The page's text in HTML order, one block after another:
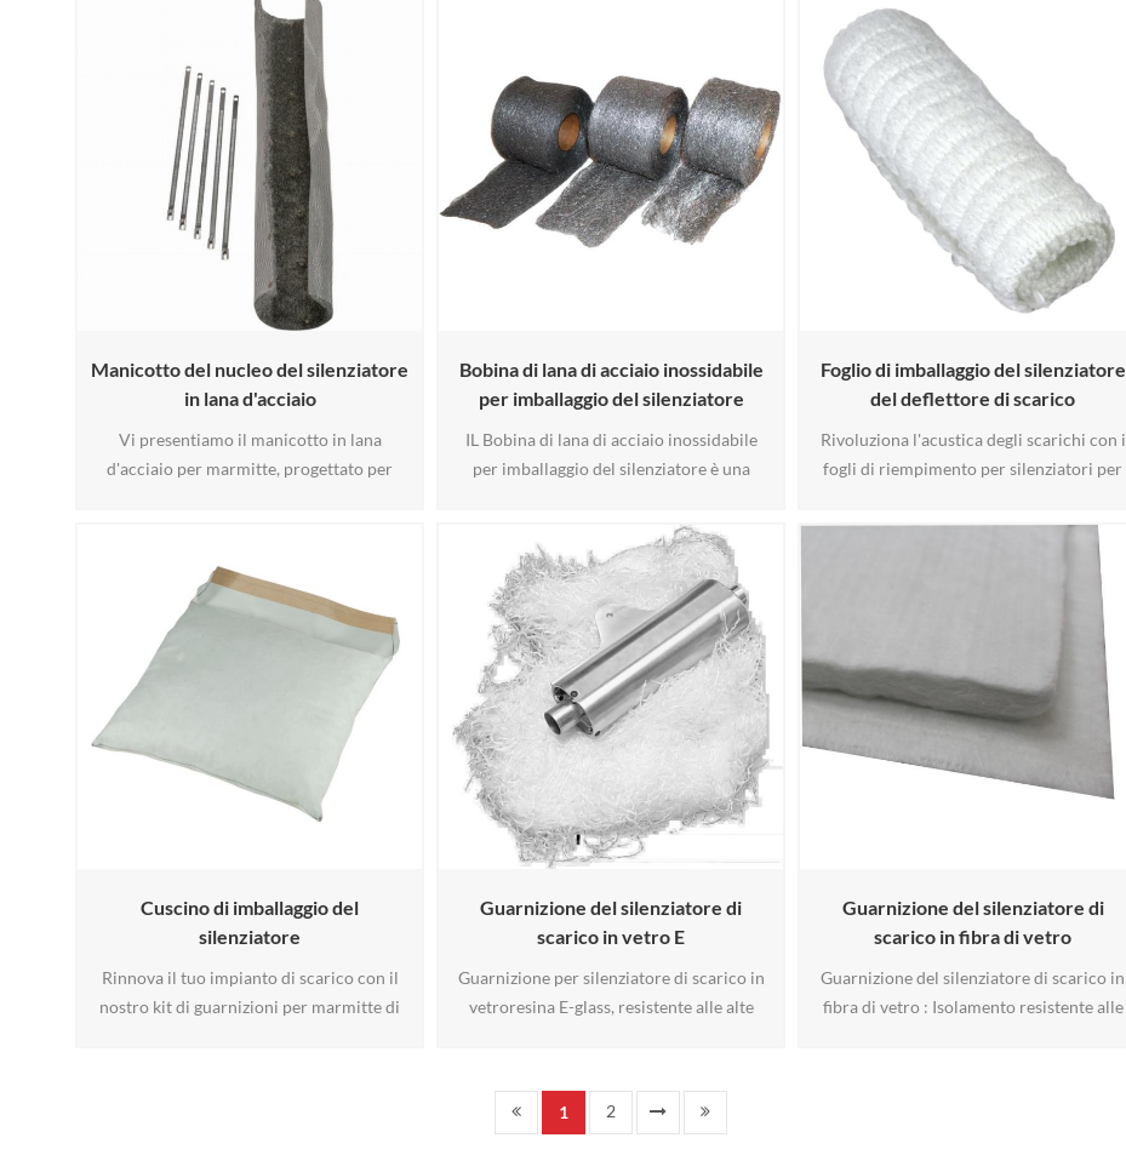
silenziatori di scarico, progettato per
marmitte di motociclette, sistemi di
scarico ad alte prestazioni, scarichi per
ATV/UTV, marmitte per autoveicoli e
produzione di silenziatori OEM. È costit6
inossidabile da 0,011" intrecciati in un
foglio a due strati, presenta due lati ondul6
calore (fino a 1100 °C). Il nostro materiale
di guarnizione per marmitte ottimizza le
prestazioni delle marmitte per auto e
moto. La sua composizione minerale densa
e non combustibile garantisce u6
Manicotto del nucleo del silenziatore
in lana d'acciaio
Vi presentiamo il manicotto in lana
d'acciaio per marmitte, progettato per
intrecciato in acciaio inossidabile 304 e
lana d'acciaio inossidabile ad alta
temperatura, resiste a temperature
estreme fino a 1200 °C e all'ossidazione,
Bobina di lana di acciaio inossidabile
per imballaggio del silenziatore
IL Bobina di lana di acciaio inossidabile
per imballaggio del silenziatore è una
scarico, che unisce un'estrema resistenza
al calore (fino a 850 °C/1550 °F) a una
durata senza pari. Progettata per
prevenire la rottura della fibra di vetro e
ridurre il rumore, prolunga la durata della
marmitta da 4 a 5 vo6
Foglio di imballaggio del silenziatore
del deflettore di scarico
Rivoluziona l'acustica degli scarichi con i
fogli di riempimento per silenziatori per
di vetro testurizzato, questi fogli utilizzano
cuciture termoreattive che si dissolvono
durante l'installazione, consentendo alle
perfettamente le camere irregolari dei
silenziatori. Res6
Cuscino di imballaggio del
silenziatore
Rinnova il tuo impianto di scarico con il
nostro kit di guarnizioni per marmitte di
Guarnizione del silenziatore di
scarico in vetro E
Guarnizione per silenziatore di scarico in
vetroresina E-glass, resistente alle alte
scarico, mantiene il flusso d'aria e
prolunga la durata della marmitta.
Guarnizione del silenziatore di
scarico in fibra di vetro
Guarnizione del silenziatore di scarico in
fibra di vetro : Isolamento resistente alle
1 2